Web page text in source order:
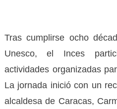
Tras cumplirse ocho
Unesco, el Inces
actividades organizadas
La jornada inició con un
alcaldesa de Caracas,